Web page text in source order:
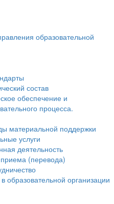
образовательной
состав
обеспечение и
процесса.
материальной поддержки
услуги
деятельность
(перевода)
образовательной организации